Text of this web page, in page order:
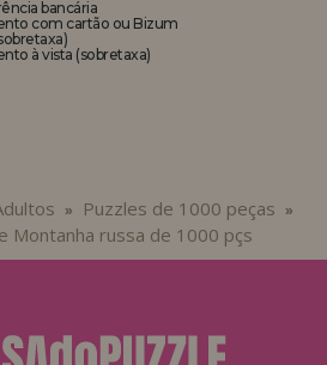
bancária
com cartão ou Bizum
à vista (sobretaxa)
» Puzzles de 1000 peças »
Montanha russa de 1000 pçs